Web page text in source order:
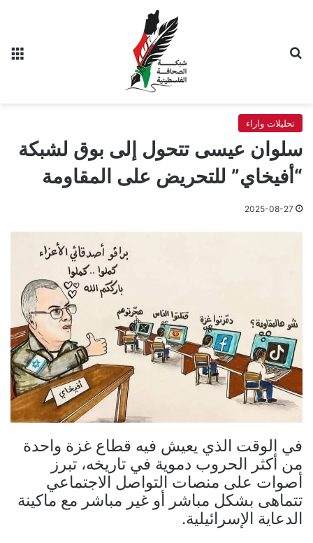
تحليلات واراء
سلوان عيسى تتحول إلى بوق لشبكة
“أفيخاي” للتحريض على المقاومة
2025-08-27
في الوقت الذي يعيش فيه قطاع غزة واحدة
من أكثر الحروب دموية في تاريخه، تبرز
أصوات على منصات التواصل الاجتماعي
تتماهى بشكل مباشر أو غير مباشر مع ماكينة
الدعاية الإسرائيلية.